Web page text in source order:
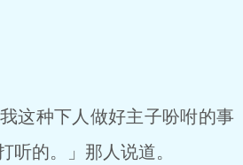
这种下人做好主子吩咐的事
听的。」那人说道。